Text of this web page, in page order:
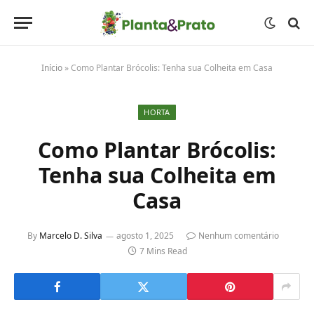
Início »Como Plantar Brócolis: Tenha sua Colheita em Casa
HORTA
Como Plantar Brócolis:
Tenha sua Colheita em
Casa
By Marcelo D. Silva agosto 1, 2025
Nenhum comentário
7 Mins Read